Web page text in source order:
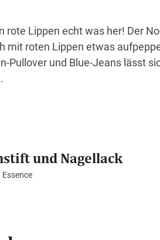
rote Lippen echt was her! Der
mit roten Lippen etwas
Pullover und Blue-Jeans lässt
und Nagellack